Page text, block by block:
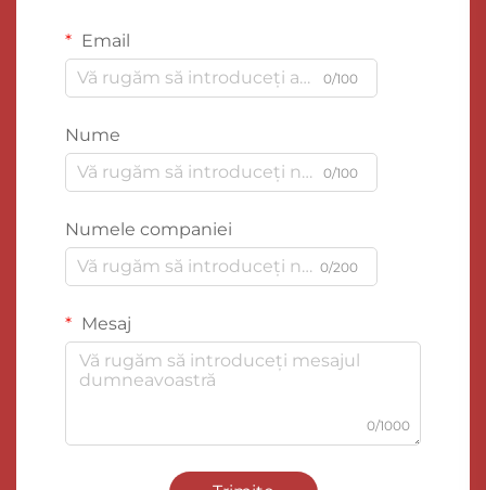
Email
0/100
Nume
0/100
Numele companiei
0/200
Mesaj
0/1000